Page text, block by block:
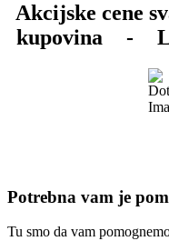
Akcijske cene
kupovina
-
Potrebna vam je
Tu smo da vam